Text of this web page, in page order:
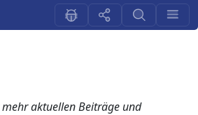
aktuellen Beiträge und